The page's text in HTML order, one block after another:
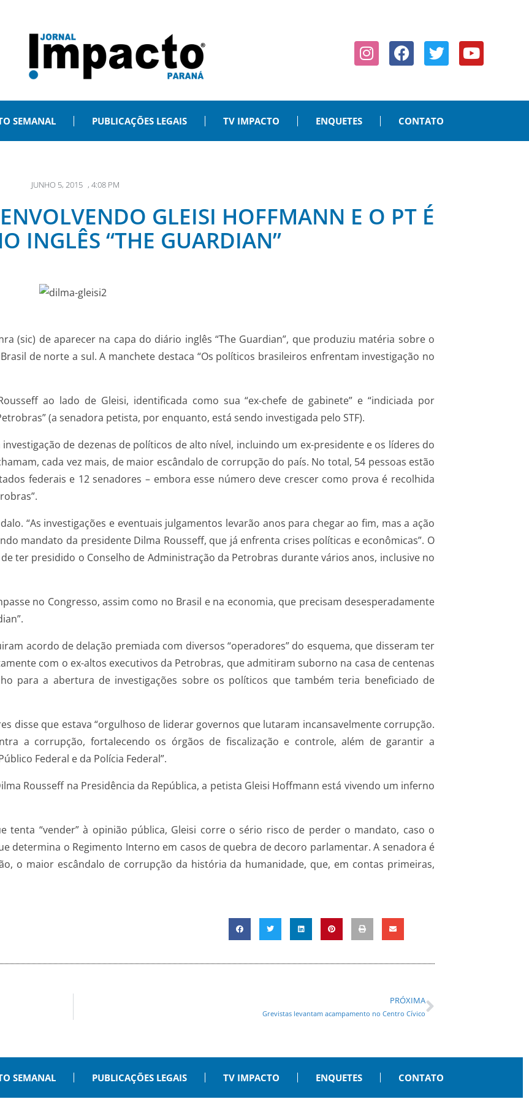
SEMANAL PUBLICAÇÕES LEGAIS TV IMPACTO ENQUETES CONTATO
JUNHO 5, 2015 , 4:08 PM
GLEISI HOFFMANN E O PT É
INGLÊS “THE GUARDIAN”
(sic) de aparecer na capa do diário inglês “The Guardian”, que produziu matéria sobre o
de norte a sul. A manchete destaca “Os políticos brasileiros enfrentam investigação no
ao lado de Gleisi, identificada como sua “ex-chefe de gabinete” e “indiciada por
(a senadora petista, por enquanto, está sendo investigada pelo STF).
de dezenas de políticos de alto nível, incluindo um ex-presidente e os líderes do
cada vez mais, de maior escândalo de corrupção do país. No total, 54 pessoas estão
federais e 12 senadores – embora esse número deve crescer como prova é recolhida
“As investigações e eventuais julgamentos levarão anos para chegar ao fim, mas a ação
mandato da presidente Dilma Rousseff, que já enfrenta crises políticas e econômicas”. O
ter presidido o Conselho de Administração da Petrobras durante vários anos, inclusive no
no Congresso, assim como no Brasil e na economia, que precisam desesperadamente
acordo de delação premiada com diversos “operadores” do esquema, que disseram ter
com o ex-altos executivos da Petrobras, que admitiram suborno na casa de centenas
para a abertura de investigações sobre os políticos que também teria beneficiado de
disse que estava “orgulhoso de liderar governos que lutaram incansavelmente corrupção.
a corrupção, fortalecendo os órgãos de fiscalização e controle, além de garantir a
Federal e da Polícia Federal”.
Rousseff na Presidência da República, a petista Gleisi Hoffmann está vivendo um inferno
tenta “vender” à opinião pública, Gleisi corre o sério risco de perder o mandato, caso o
determina o Regimento Interno em casos de quebra de decoro parlamentar. A senadora é
o maior escândalo de corrupção da história da humanidade, que, em contas primeiras,
PRÓXIMA
Grevistas levantam acampamento no Centro Cívico
SEMANAL PUBLICAÇÕES LEGAIS TV IMPACTO ENQUETES CONTATO